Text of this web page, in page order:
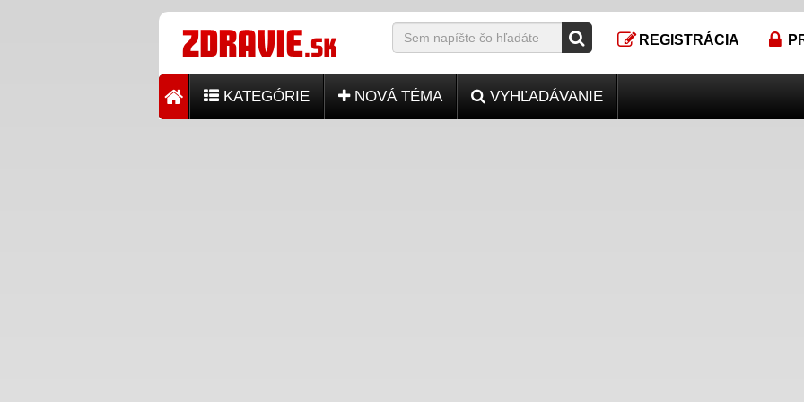
REGISTRÁCIA
KATEGÓRIE NOVÁ TÉMA VYHĽADÁVANIE